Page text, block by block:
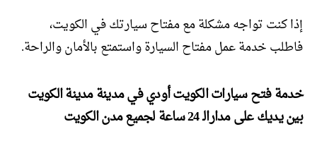
إذا كنت تواجه مشكلة مع مفتاح سيارتك في الكويت،
فاطلب خدمة عمل مفتاح السيارة واستمتع بالأمان والراحة.
خدمة فتح سيارات الكويت أودي في مدينة مدينة الكويت
بين يديك على مدارالـ 24 ساعة لجميع مدن الكويت